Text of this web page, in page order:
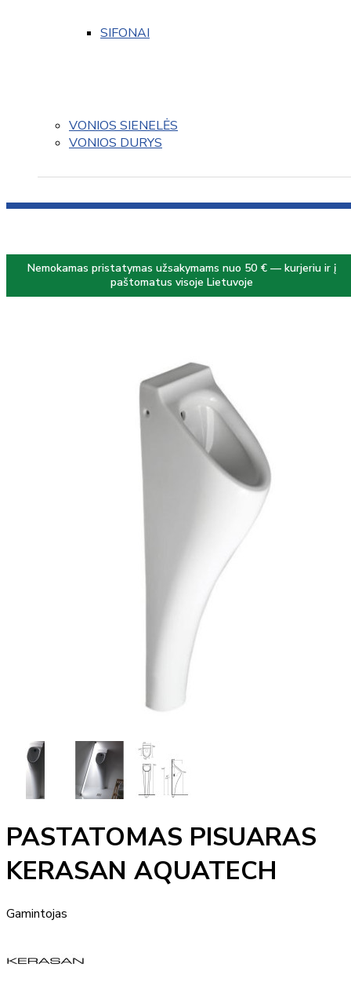
SIFONAI
VONIOS SIENELĖS
VONIOS DURYS
Nemokamas pristatymas užsakymams nuo 50 € — kurjeriu ir į
paštomatus visoje Lietuvoje
PASTATOMAS PISUARAS
KERASAN AQUATECH
Gamintojas